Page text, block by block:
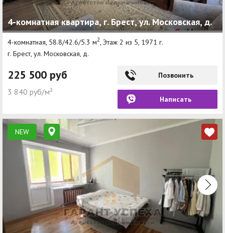
4-комнатная квартира, г. Брест, ул. Московская, д.
4-комнатная, 58.8/42.6/5.3 м2 , Этаж 2 из 5, 1971 г.
г. Брест, ул. Московская, д.
225 500 руб
3 840 руб/м²
Позвонить
Написать
NEW